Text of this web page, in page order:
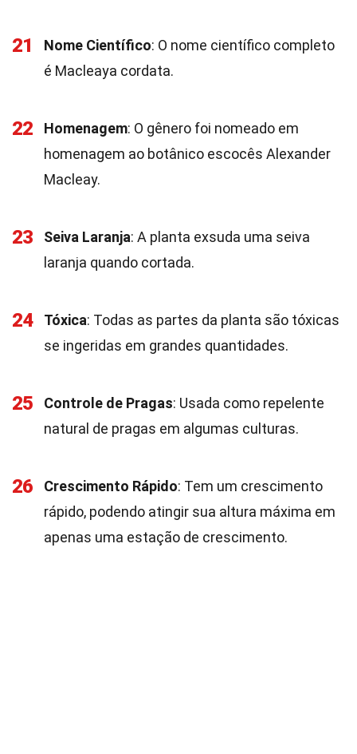
21 Nome Científico: O nome científico completo
é Macleaya cordata.
22 Homenagem: O gênero foi nomeado em
homenagem ao botânico escocês Alexander
Macleay.
23 Seiva Laranja: A planta exsuda uma seiva
laranja quando cortada.
24 Tóxica: Todas as partes da planta são tóxicas
se ingeridas em grandes quantidades.
25 Controle de Pragas: Usada como repelente
natural de pragas em algumas culturas.
26 Crescimento Rápido: Tem um crescimento
rápido, podendo atingir sua altura máxima em
apenas uma estação de crescimento.